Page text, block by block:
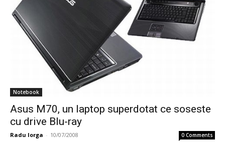
Notebook
Asus M70, un laptop superdotat ce soseste
cu drive Blu-ray
Radu Iorga - 10/07/2008 0 Comments